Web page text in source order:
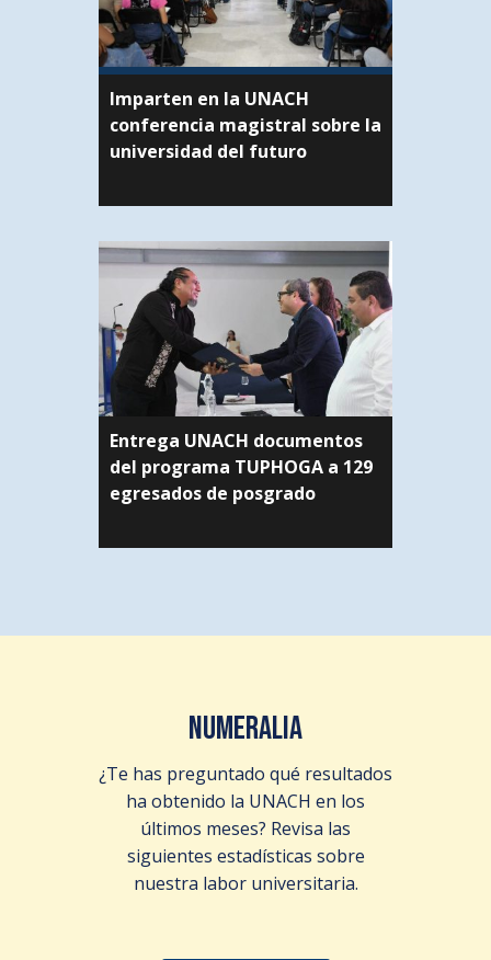
Imparten en la UNACH
conferencia magistral sobre la
universidad del futuro
Entrega UNACH documentos
del programa TUPHOGA a 129
egresados de posgrado
NUMERALIA
¿Te has preguntado qué resultados
ha obtenido la UNACH en los
últimos meses? Revisa las
siguientes estadísticas sobre
nuestra labor universitaria.